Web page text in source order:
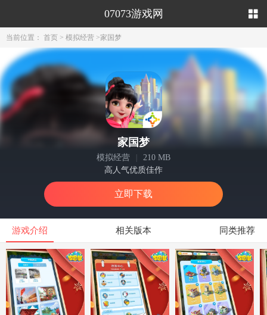
07073游戏网
当前位置： 首页 > 模拟经营 >家国梦
家国梦
模拟经营
210 MB
高人气优质佳作
立即下载
游戏介绍 相关版本 同类推荐